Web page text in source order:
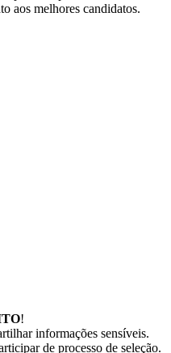
aos melhores candidatos.
!
informações sensíveis.
de processo de seleção.